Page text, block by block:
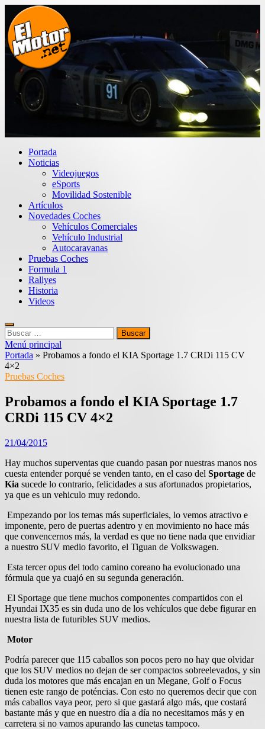
Saltar
contenido
El Motor punto Net
Información sobre novedades y pruebas de Automóviles
Portada
Noticias
Videojuegos
eSports
Movilidad Sostenible
Artículos
Novedades Coches
Vehículos Comerciales
Vehículo Industrial
Autocaravanas
Pruebas Coches
Formula 1
Rallyes
Historia
Videos
Buscar:
Menú principal
Portada » Probamos a fondo el KIA Sportage 1.7 CRDi 115 CV
4×2
Pruebas Coches
Probamos a fondo el KIA Sportage 1.7
CRDi 115 CV 4×2
21/04/2015
Hay muchos superventas que cuando pasan por nuestras manos nos
cuesta entender porqué se venden tanto, en el caso del Sportage de
Kia sucede lo contrario, felicidades a sus afortunados propietarios,
ya que es un vehiculo muy redondo.
Empezando por los temas más superficiales, lo vemos atractivo e
imponente, pero de puertas adentro y en movimiento no hace más
que convencernos más, la verdad es que no tiene nada que envidiar
a nuestro SUV medio favorito, el Tiguan de Volkswagen.
Esta tercer opus del todo camino coreano ha evolucionado una
fórmula que ya cuajó en su segunda generación.
El Sportage que tiene muchos componentes compartidos con el
Hyundai IX35 es sin duda uno de los vehículos que debe figurar en
nuestra lista de futuribles SUV medios.
Motor
Podría parecer que 115 caballos son pocos pero no hay que olvidar
que los SUV medios no dejan de ser compactos sobreelevados, y sin
duda los motores que más encajan en un Megane, Golf o Focus
tienen este rango de poténcias. Con esto no queremos decir que con
más caballos vaya peor, pero si que gastará algo más, que costará
bastante más y que en nuestro día a día no necesitamos más y en
carretera si no vamos apurando las cunetas tampoco.